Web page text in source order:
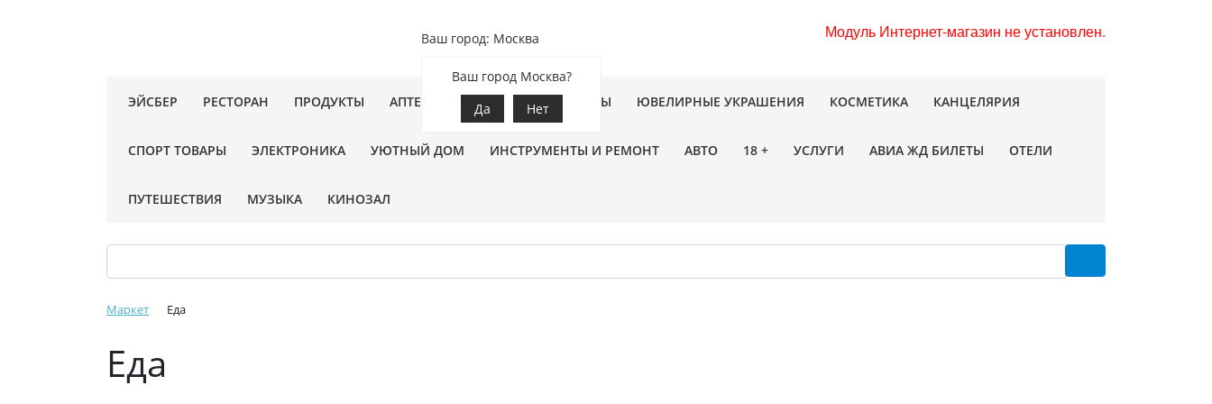
Модуль Интернет-магазин не установлен.
Ваш город: Москва
Ваш город Москва?
Да
Нет
ЭЙСБЕР РЕСТОРАН ПРОДУКТЫ АПТЕКА ЗООТОВАРЫ ЦВЕТЫ ЮВЕЛИРНЫЕ УКРАШЕНИЯ КОСМЕТИКА КАНЦЕЛЯРИЯ
СПОРТ ТОВАРЫ ЭЛЕКТРОНИКА УЮТНЫЙ ДОМ ИНСТРУМЕНТЫ И РЕМОНТ АВТО 18 + УСЛУГИ АВИА ЖД БИЛЕТЫ ОТЕЛИ
ПУТЕШЕСТВИЯ МУЗЫКА КИНОЗАЛ
Маркет Еда
Еда